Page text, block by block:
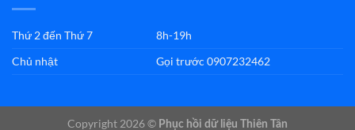
Thứ 2 đến Thứ 7
8h-19h
Chủ nhật
Gọi trước 0907232462
Copyright 2026 © Phục hồi dữ liệu Thiên Tân